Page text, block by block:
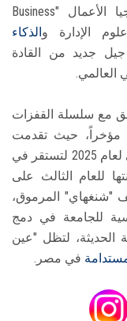
المصرفي، بالإضافة إلى برنامج تكنولوجيا الأعمال "Business
الذكاء
جيل جديد من القادة
العالمي.
مع سلسلة القفزات
مؤخراً، حيث تقدمت
الجامعة 50 مركزاً في تصنيف "QS" العالمي لعام 2025 لتستقر في
للعام الثالث على
في تصنيف "شنغهاي" المرموق،
للجامعة في دمج
الحديثة، لتظل "عين
في مصر.